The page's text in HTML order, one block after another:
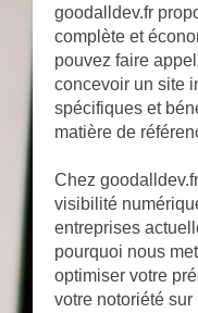
goodalldev.fr
complète et
pouvez faire
concevoir un site
spécifiques et
matière de
Chez
visibilité
entreprises
pourquoi nous
optimiser votre
votre notoriété